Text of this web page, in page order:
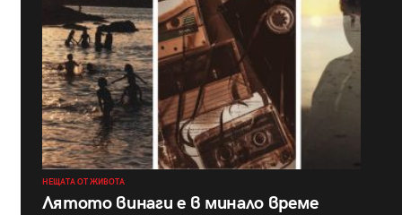
НЕЩАТА ОТ ЖИВОТА
Лятото винаги е в минало време